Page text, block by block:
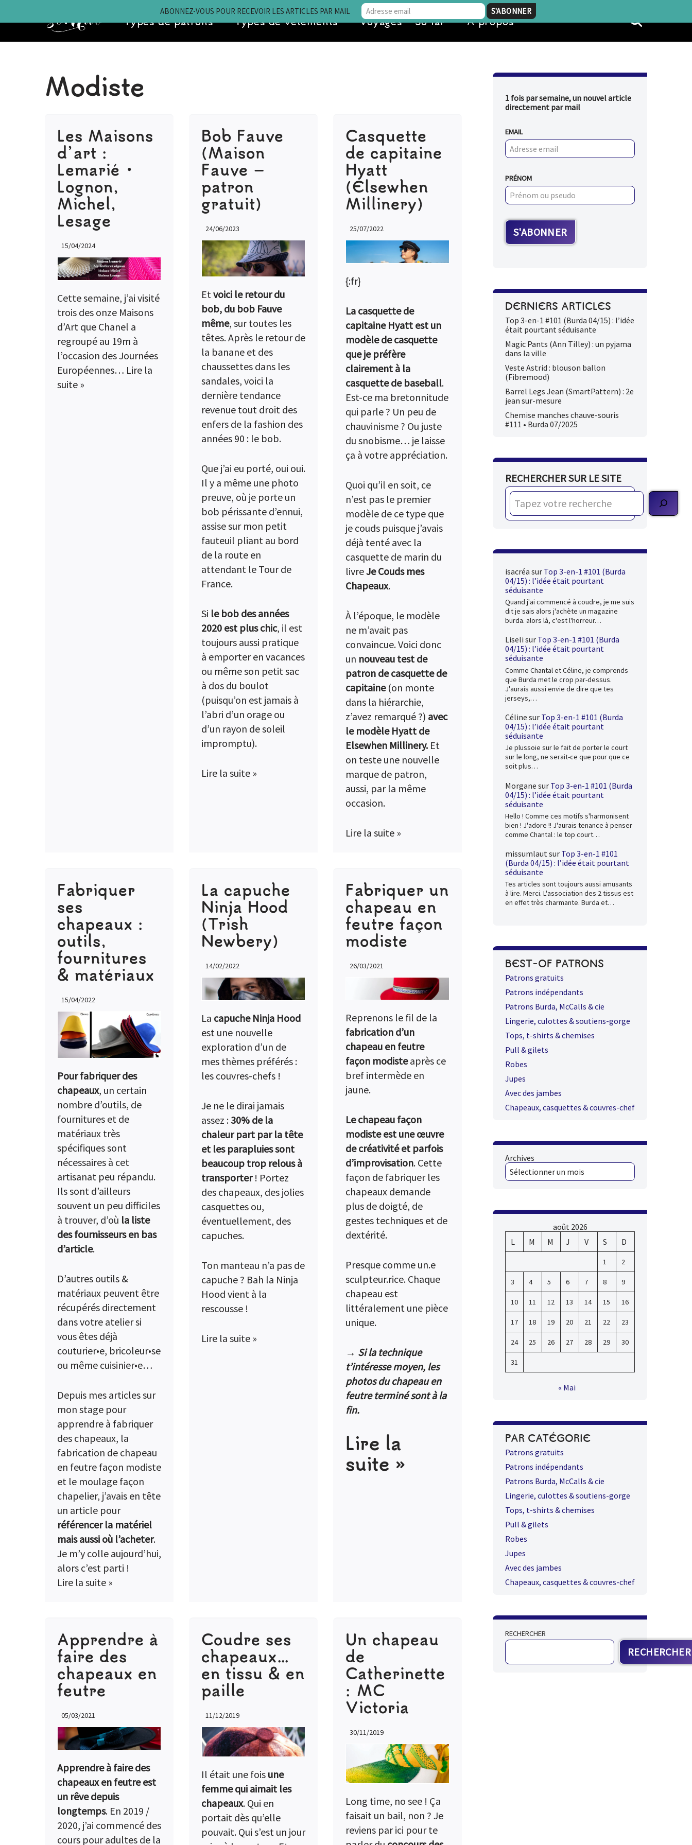
au
Types de patrons Types de vêtements Voyages • So far À propos
Modiste
Les Maisons
d’art :
Lemarié •
Lognon,
Michel,
Lesage
15/04/2024
Cette semaine, j’ai visité
trois des onze Maisons
d’Art que Chanel a
regroupé au 19m à
l’occasion des Journées
Européennes… Lire la
suite »
Bob Fauve
(Maison
Fauve –
patron
gratuit)
24/06/2023
Et voici le retour du
bob, du bob Fauve
même, sur toutes les
têtes. Après le retour de
la banane et des
chaussettes dans les
sandales, voici la
dernière tendance
revenue tout droit des
enfers de la fashion des
années 90 : le bob.
Que j’ai eu porté, oui oui.
Il y a même une photo
preuve, où je porte un
bob périssante d’ennui,
assise sur mon petit
fauteuil pliant au bord
de la route en
attendant le Tour de
France.
Si le bob des années
2020 est plus chic, il est
toujours aussi pratique
à emporter en vacances
ou même son petit sac
à dos du boulot
(puisqu’on est jamais à
l’abri d’un orage ou
d’un rayon de soleil
impromptu).
Lire la suite »
Casquette
de capitaine
Hyatt
(Elsewhen
Millinery)
25/07/2022
{:fr}
La casquette de
capitaine Hyatt est un
modèle de casquette
que je préfère
clairement à la
casquette de baseball.
Est-ce ma bretonnitude
qui parle ? Un peu de
chauvinisme ? Ou juste
du snobisme… je laisse
ça à votre appréciation.
Quoi qu’il en soit, ce
n’est pas le premier
modèle de ce type que
je couds puisque j’avais
déjà tenté avec la
casquette de marin du
livreJe Couds mes
Chapeaux.
À l’époque, le modèle
ne m’avait pas
convaincue. Voici donc
un nouveau test de
patron de casquette de
capitaine(on monte
dans la hiérarchie,
z’avez remarqué ?) avec
le modèle Hyatt de
Elsewhen Millinery.Et
on teste une nouvelle
marque de patron,
aussi, par la même
occasion.
Lire la suite »
Fabriquer
ses
chapeaux :
outils,
fournitures
& matériaux
15/04/2022
Pour fabriquer des
chapeaux, un certain
nombre d’outils, de
fournitures et de
matériaux très
spécifiques sont
nécessaires à cet
artisanat peu répandu.
Ils sont d’ailleurs
souvent un peu difficiles
à trouver, d’où la liste
des fournisseurs en bas
d’article.
D’autres outils &
matériaux peuvent être
récupérés directement
dans votre atelier si
vous êtes déjà
couturier•e, bricoleur•se
ou même cuisinier•e…
Depuis mes articles sur
mon stage pour
apprendre à fabriquer
des chapeaux, la
fabrication de chapeau
en feutre façon modiste
et le moulage façon
chapelier, j’avais en tête
un article pour
référencer la matériel
mais aussi où l’acheter.
Je m’y colle aujourd’hui,
alors c’est parti !
Lire la suite »
La capuche
Ninja Hood
(Trish
Newbery)
14/02/2022
La capuche Ninja Hood
est une nouvelle
exploration d’un de
mes thèmes préférés :
les couvres-chefs!
Je ne le dirai jamais
assez :30% de la
chaleur part par la tête
et les parapluies sont
beaucoup trop relous à
transporter! Portez
des chapeaux, des jolies
casquettes ou,
éventuellement, des
capuches.
Ton manteau n’a pas de
capuche ? Bah la Ninja
Hood vient à la
rescousse !
Lire la suite »
Fabriquer un
chapeau en
feutre façon
modiste
26/03/2021
Reprenons le fil de la
fabrication d’un
chapeau en feutre
façon modisteaprès ce
bref intermède en
jaune.
Le chapeau façon
modiste est une œuvre
de créativité et parfois
d’improvisation. Cette
façon de fabriquer les
chapeaux demande
plus de doigté, de
gestes techniques et de
dextérité.
Presque comme un.e
sculpteur.rice. Chaque
chapeau est
littéralement une pièce
unique.
→ Si la technique
t’intéresse moyen, les
photos du chapeau en
feutre terminé sont à la
fin.
Lire la
suite »
Apprendre à
faire des
chapeaux en
feutre
05/03/2021
Apprendre à faire des
chapeaux en feutre est
un rêve depuis
longtemps. En 2019 /
2020, j’ai commencé des
cours pour adultes de la
Coudre ses
chapeaux…
en tissu & en
paille
11/12/2019
Il était une fois une
femme qui aimait les
chapeaux. Qui en
portait dès qu’elle
pouvait. Qui s’est un jour
Un chapeau
de
Catherinette
: MC
Victoria
30/11/2019
Long time, no see ! Ça
faisait un bail, non ? Je
reviens par ici pour te
1 fois par semaine, un nouvel article
directement par mail
EMAIL
PRÉNOM
DERNIERS ARTICLES
Top 3-en-1 #101 (Burda 04/15) : l’idée
était pourtant séduisante
Magic Pants (Ann Tilley) : un pyjama
dans la ville
Veste Astrid : blouson ballon
(Fibremood)
Barrel Legs Jean (SmartPattern) : 2e
jean sur-mesure
Chemise manches chauve-souris
#111 • Burda 07/2025
RECHERCHER SUR LE SITE
isacréa sur Top 3-en-1 #101 (Burda
04/15) : l’idée était pourtant
séduisante
Quand j'ai commencé à coudre, je me suis
dit je sais alors j'achète un magazine
burda. alors là, c'est l'horreur…
Liseli sur Top 3-en-1 #101 (Burda
04/15) : l’idée était pourtant
séduisante
Comme Chantal et Céline, je comprends
que Burda met le crop par-dessus.
J'aurais aussi envie de dire que tes
jerseys,…
Céline sur Top 3-en-1 #101 (Burda
04/15) : l’idée était pourtant
séduisante
Je plussoie sur le fait de porter le court
sur le long, ne serait-ce que pour que ce
soit plus…
Morgane sur Top 3-en-1 #101 (Burda
04/15) : l’idée était pourtant
séduisante
Hello ! Comme ces motifs s'harmonisent
bien ! J'adore !! J'aurais tenance à penser
comme Chantal : le top court…
missumlautsur Top 3-en-1 #101
(Burda 04/15) : l’idée était pourtant
séduisante
Tes articles sont toujours aussi amusants
à lire. Merci. L'association des 2 tissus est
en effet très charmante. Burda et…
BEST-OF PATRONS
Patrons gratuits
Patrons indépendants
Patrons Burda, McCalls & cie
Lingerie, culottes & soutiens-gorge
Tops, t-shirts & chemises
Pull & gilets
Robes
Jupes
Avec des jambes
Chapeaux, casquettes & couvres-chef
Archives
août 2026
L
M M J V S D
1 2
3 4 5 6 7 8 9
10 11 12 13 14 15 16
17 18 19 20 21 22 23
24 25 26 27 28 29 30
31
« Mai
PAR CATÉGORIE
Patrons gratuits
Patrons indépendants
Patrons Burda, McCalls & cie
Lingerie, culottes & soutiens-gorge
Tops, t-shirts & chemises
Pull & gilets
Robes
Jupes
Avec des jambes
Chapeaux, casquettes & couvres-chef
RECHERCHER
RECHERCHER
ABONNEZ-VOUS POUR RECEVOIR LES ARTICLES PAR MAIL